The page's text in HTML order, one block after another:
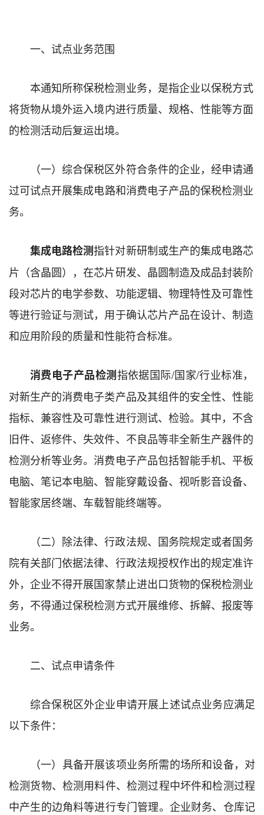
一、 试点业务范围
本通知所称保税检测业务，是指企业以保税方式
将货物从境外运入境内进行质量、规格、 性能等方面
的检测活动后复运出境。
（一）综合保税区外符合条件的企业，经申请通
过可试点开展集成电路和消费电子产品的保税检测业
务。
集成电路检测指针对新研制或生产的集成电路芯
片（含晶圆），在芯片研发、晶圆制造及成品封装阶
段对芯片的电学参数、功能逻辑、物理特性及可靠性
等进行验证与测试，用于确认芯片产品在设计、制造
和应用阶段的质量和性能符合标准。
消费电子产品检测指依据国际/国家/行业标准，
对新生产的消费电子类产品及其组件的安全性、性能
指标、兼容性及可靠性进行测试、检验。其中，不含
旧件、返修件、失效件、不良品等非全新生产器件的
检测分析等业务。消费电子产品包括智能手机、平板
电脑、笔记本电脑、智能穿戴设备、视听影音设备、
智能家居终端、车载智能终端等。
（二） 除法律、行政法规、国务院规定或者国务
院有关部门依据法律、行政法规授权作出的规定准许
外，企业不得开展国家禁止进出口货物的保税检测业
务，不得通过保税检测方式开展维修、 拆解、报废等
业务。
二、试点申请条件
综合保税区外企业申请开展上述试点业务应满足
以下条件：
（一） 具备开展该项业务所需的场所和设备，对
检测货物、检测用料件、检测过程中坏件和检测过程
中产生的边角料等进行专门管理。 企业财务、仓库记